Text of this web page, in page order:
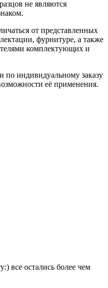
не являются
от представленных
фурнитуре, а также
комплектующих и
по индивидуальному заказу
её применения.
все остались более чем